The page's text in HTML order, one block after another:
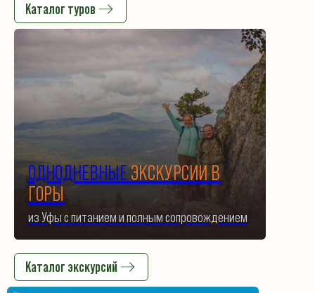
Каталог туров
ОДНОДНЕВНЫЕЭКСКУРСИИ В
ГОРЫ
из Уфы с питанием и полным сопровождением
Каталог экскурсий